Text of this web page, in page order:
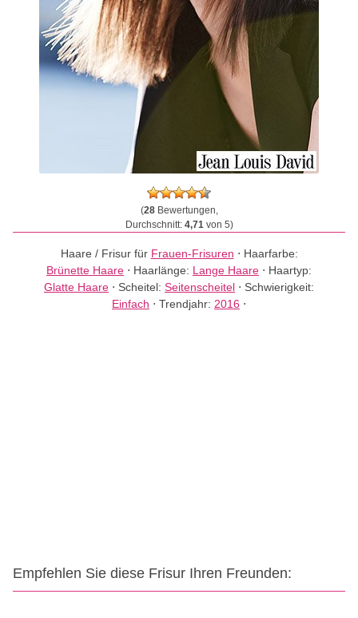
(28Bewertungen,
Durchschnitt: 4,71von 5)
Haare / Frisur für Frauen-Frisuren ⋅ Haarfarbe:
Brünette Haare ⋅ Haarlänge: Lange Haare ⋅ Haartyp:
Glatte Haare ⋅ Scheitel: Seitenscheitel ⋅ Schwierigkeit:
Einfach ⋅ Trendjahr: 2016 ⋅
Empfehlen Sie diese Frisur Ihren Freunden: